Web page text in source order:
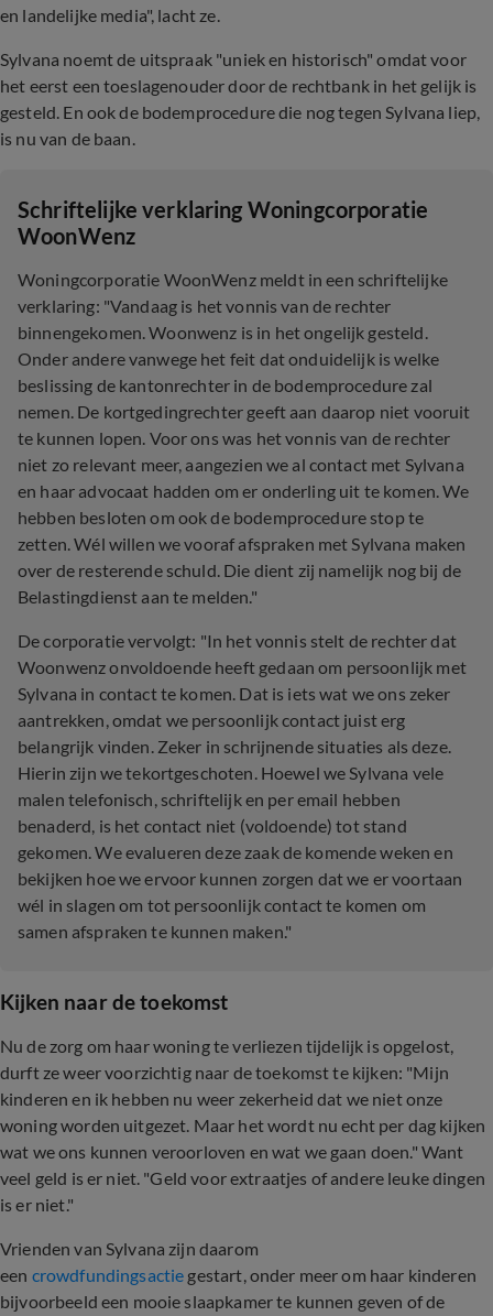
en landelijke media", lacht ze.
Sylvana noemt de uitspraak "uniek en historisch" omdat voor
het eerst een toeslagenouder door de rechtbank in het gelijk is
gesteld. En ook de bodemprocedure die nog tegen Sylvana liep,
is nu van de baan.
Schriftelijke verklaring Woningcorporatie
WoonWenz
Woningcorporatie WoonWenz meldt in een schriftelijke
verklaring: "Vandaag is het vonnis van de rechter
binnengekomen. Woonwenz is in het ongelijk gesteld.
Onder andere vanwege het feit dat onduidelijk is welke
beslissing de kantonrechter in de bodemprocedure zal
nemen. De kortgedingrechter geeft aan daarop niet vooruit
te kunnen lopen. Voor ons was het vonnis van de rechter
niet zo relevant meer, aangezien we al contact met Sylvana
en haar advocaat hadden om er onderling uit te komen. We
hebben besloten om ook de bodemprocedure stop te
zetten. Wél willen we vooraf afspraken met Sylvana maken
over de resterende schuld. Die dient zij namelijk nog bij de
Belastingdienst aan te melden."
De corporatie vervolgt: "In het vonnis stelt de rechter dat
Woonwenz onvoldoende heeft gedaan om persoonlijk met
Sylvana in contact te komen. Dat is iets wat we ons zeker
aantrekken, omdat we persoonlijk contact juist erg
belangrijk vinden. Zeker in schrijnende situaties als deze.
Hierin zijn we tekortgeschoten. Hoewel we Sylvana vele
malen telefonisch, schriftelijk en per email hebben
benaderd, is het contact niet (voldoende) tot stand
gekomen. We evalueren deze zaak de komende weken en
bekijken hoe we ervoor kunnen zorgen dat we er voortaan
wél in slagen om tot persoonlijk contact te komen om
samen afspraken te kunnen maken."
Kijken naar de toekomst
Nu de zorg om haar woning te verliezen tijdelijk is opgelost,
durft ze weer voorzichtig naar de toekomst te kijken: "Mijn
kinderen en ik hebben nu weer zekerheid dat we niet onze
woning worden uitgezet. Maar het wordt nu echt per dag kijken
wat we ons kunnen veroorloven en wat we gaan doen." Want
veel geld is er niet. "Geld voor extraatjes of andere leuke dingen
is er niet."
Vrienden van Sylvana zijn daarom
een crowdfundingsactie gestart, onder meer om haar kinderen
bijvoorbeeld een mooie slaapkamer te kunnen geven of de